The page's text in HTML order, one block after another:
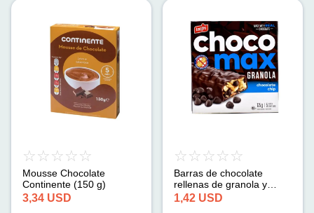
Mousse Chocolate
Continente (150 g)
3,34 USD
Barras de chocolate
rellenas de granola y
chispas de chocolate
Chocomax Leclerc (175 g)
1,42 USD